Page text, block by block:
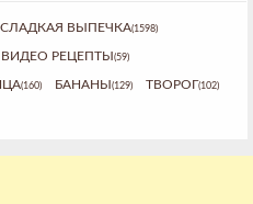
СЛАДКАЯ ВЫПЕЧКА(1598)
ВИДЕО РЕЦЕПТЫ(59)
(160) БАНАНЫ(129) ТВОРОГ(102)